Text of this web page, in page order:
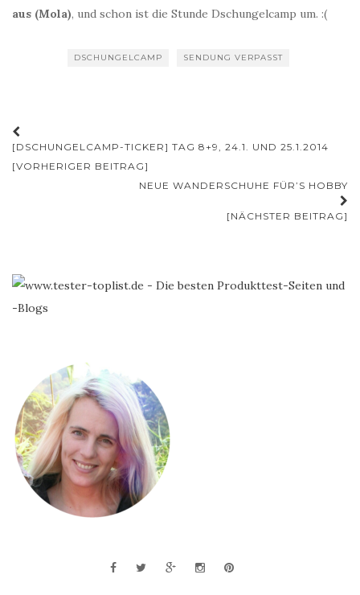
aus (Mola), und schon ist die Stunde Dschungelcamp um. :(
DSCHUNGELCAMP SENDUNG VERPASST
Beitrags-
Navigation
[DSCHUNGELCAMP-TICKER] TAG 8+9, 24.1. UND 25.1.2014
[VORHERIGER BEITRAG]
NEUE WANDERSCHUHE FÜR’S HOBBY
[NÄCHSTER BEITRAG]